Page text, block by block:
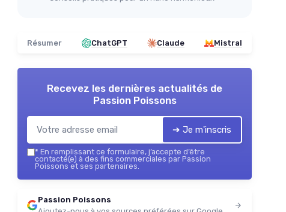
Résumer ChatGPT Claude Mistral
Recevez les dernières actualités de
Passion Poissons
➔ Je m'inscris
* En remplissant ce formulaire, j’accepte d’être
contacté(e) à des fins commerciales par Passion
Poissons et ses partenaires.
Passion Poissons